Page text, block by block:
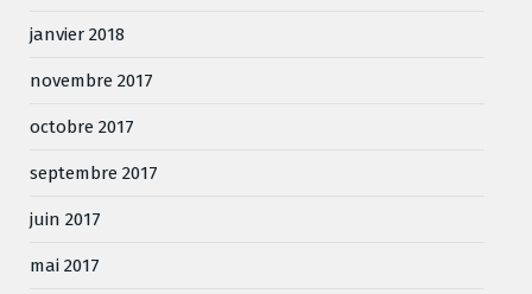
janvier 2018
novembre 2017
octobre 2017
septembre 2017
juin 2017
mai 2017